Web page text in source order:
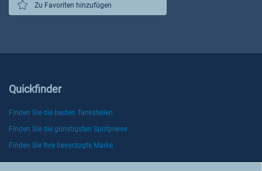
Zu Favoriten hinzufügen
Quickfinder
Finden Sie die besten Tankstellen
Finden Sie die günstigsten Spritpreise
Finden Sie Ihre bevorzugte Marke